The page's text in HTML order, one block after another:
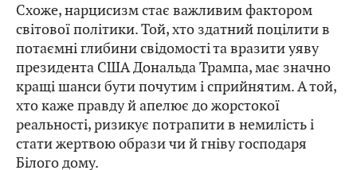
Схоже, нарцисизм стає важливим фактором
світової політики. Той, хто здатний поцілити в
потаємні глибини свідомості та вразити уяву
президента США Дональда Трампа, має значно
кращі шанси бути почутим і сприйнятим. А той,
хто каже правду й апелює до жорстокої
реальності, ризикує потрапити в немилість і
стати жертвою образи чи й гніву господаря
Білого дому.